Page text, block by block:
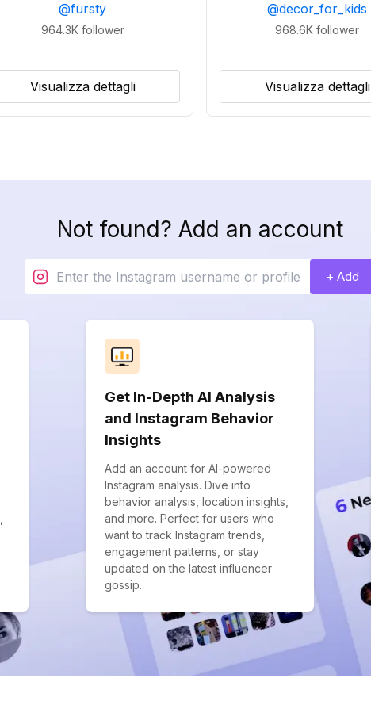
@fursty
964.3K follower
Visualizza dettagli
@decor_for_kids
968.6K follower
Visualizza dettagli
Not found? Add an account
+ Add
Get In-Depth AI Analysis
and Instagram Behavior
Insights
Add an account for AI-powered
Instagram analysis. Dive into
behavior analysis, location insights,
and more. Perfect for users who
want to track Instagram trends,
engagement patterns, or stay
updated on the latest influencer
gossip.